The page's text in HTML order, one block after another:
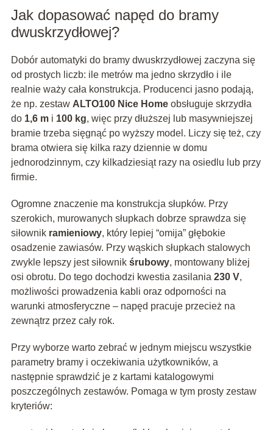
Jak dopasować napęd do bramy
dwuskrzydłowej?
Dobór automatyki do bramy dwuskrzydłowej zaczyna się
od prostych liczb: ile metrów ma jedno skrzydło i ile
realnie waży cała konstrukcja. Producenci jasno podają,
że np. zestaw ALTO100 Nice Homeobsługuje skrzydła
do 1,6 mi 100 kg, więc przy dłuższej lub masywniejszej
bramie trzeba sięgnąć po wyższy model. Liczy się też, czy
brama otwiera się kilka razy dziennie w domu
jednorodzinnym, czy kilkadziesiąt razy na osiedlu lub przy
firmie.
Ogromne znaczenie ma konstrukcja słupków. Przy
szerokich, murowanych słupkach dobrze sprawdza się
siłownik ramieniowy, który lepiej “omija” głębokie
osadzenie zawiasów. Przy wąskich słupkach stalowych
zwykle lepszy jest siłownik śrubowy, montowany bliżej
osi obrotu. Do tego dochodzi kwestia zasilania 230 V,
możliwości prowadzenia kabli oraz odporności na
warunki atmosferyczne – napęd pracuje przecież na
zewnątrz przez cały rok.
Przy wyborze warto zebrać w jednym miejscu wszystkie
parametry bramy i oczekiwania użytkowników, a
następnie sprawdzić je z kartami katalogowymi
poszczególnych zestawów. Pomaga w tym prosty zestaw
kryteriów: